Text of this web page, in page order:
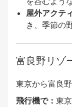
屋外アクテ
き、季節の
富良野リゾ
東京から富良
飛行機で： 東